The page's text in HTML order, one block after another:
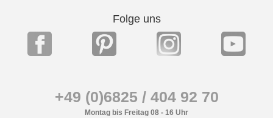
Folge uns
+49 (0)6825 / 404 92 70
Montag bis Freitag 08 - 16 Uhr